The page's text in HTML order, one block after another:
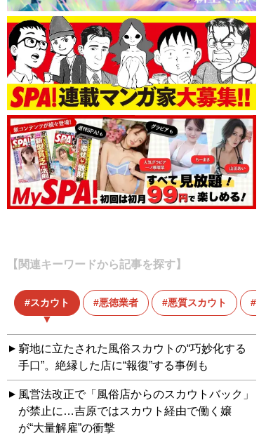
【関連キーワードから記事を探す】
スカウト 悪徳業者 悪質スカウト
窮地に立たされた風俗スカウトの“巧妙化する
手口”。絶縁した店に“報復”する事例も
風営法改正で「風俗店からのスカウトバック」
が禁止に…吉原ではスカウト経由で働く嬢
が“大量解雇”の衝撃